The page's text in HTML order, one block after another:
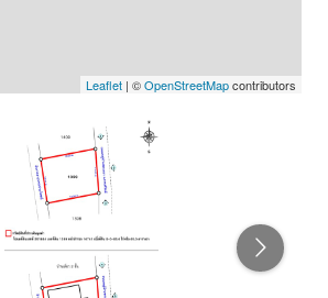
Leaflet | ©OpenStreetMapcontributors